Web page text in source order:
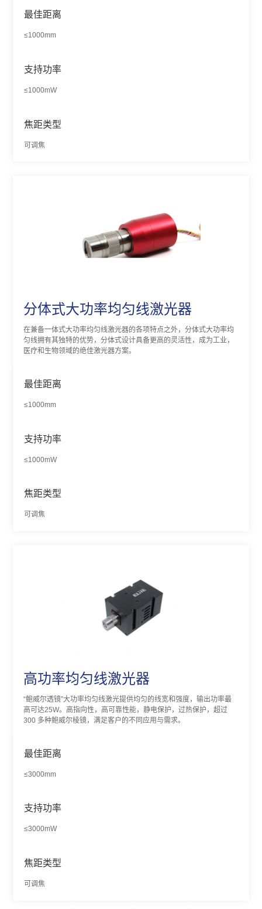
最佳距离
≤1000mm
支持功率
≤1000mW
焦距类型
可调焦
分体式大功率均匀线激光器
在兼备一体式大功率均匀线激光器的各项特点之外，分体式大功率均
匀线拥有其独特的优势，分体式设计具备更高的灵活性，成为工业，
医疗和生物领域的绝佳激光器方案。
最佳距离
≤1000mm
支持功率
≤1000mW
焦距类型
可调焦
高功率均匀线激光器
“鲍威尔透镜”大功率均匀线激光提供均匀的线宽和强度，输出功率最
高可达25W。高指向性，高可靠性能，静电保护，过热保护，超过
300 多种鲍威尔棱镜，满足客户的不同应用与需求。
最佳距离
≤3000mm
支持功率
≤3000mW
焦距类型
可调焦